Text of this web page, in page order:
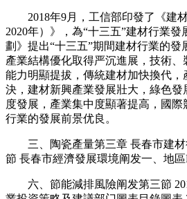
2018年9月，工信部印發了《建材
2020年）》，為“十三五”建材行業
劃》提出“十三五”期間建材行業的發
產業結構優化取得严沉進展，技術
能力明顯提拔，傳統建材加快換代
決，建材新興產業發展壯大，綠色
度發展，產業集中度顯著提高，國
行業的發展前景优良。
三、陶瓷產量第三章 長春市建材
節 長春市經濟發展環境阐发一、地區
六、節能減排風險阐发第三節